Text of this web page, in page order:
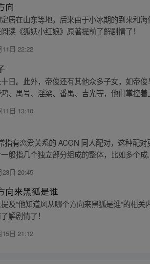
向
居在山东等地。后来由于小冰期的到来和
读《狐妖小红娘》原著提前了解剧情了！
11日 22:22
日。此外，帝俊还有其他众多子女，如帝
、禺号、淫梁、番禺、吉光等，他们掌控
11日 13:10
指有恋爱关系的 ACGN 同人配对，这种配
般指几个独立部分组成的整体，比如多个成
23日 20:45
向来黑狐是谁
及“他知道风从哪个方向来黑狐是谁”的相
解剧情了！
15日 21:12